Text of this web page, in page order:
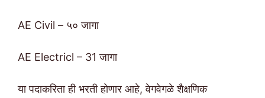
AE Civil – ५० जागा
AE Electricl – 31 जागा
या पदाकरिता ही भरती होणार आहे, वेगवेगळे शैक्षणिक